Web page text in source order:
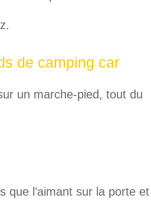
de camping car
un marche-pied, tout du
que l’aimant sur la porte et